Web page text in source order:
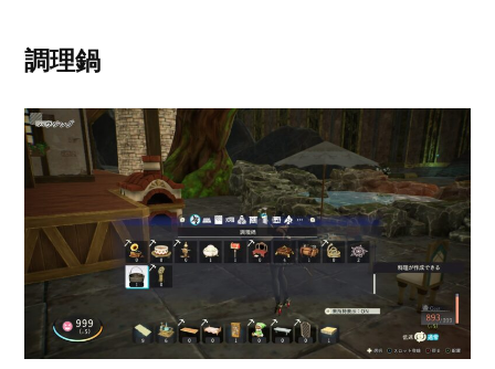
調理鍋